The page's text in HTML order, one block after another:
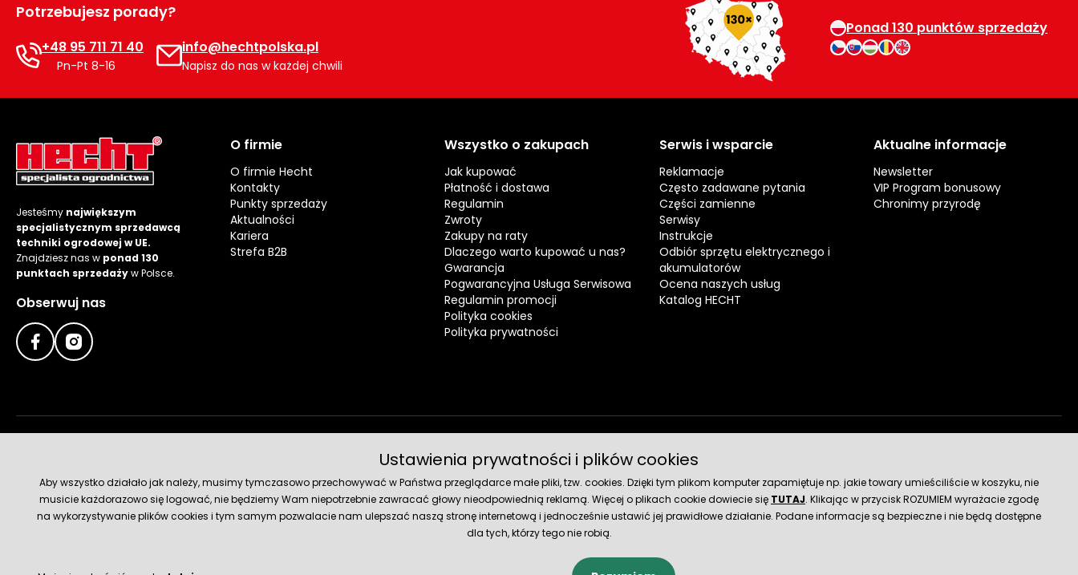
Potrzebujesz porady?
+48 95 711 71 40
Pn-Pt 8-16
info@hechtpolska.pl
Napisz do nas w każdej chwili
Ponad 130 punktów sprzedaży
Jesteśmy największym
specjalistycznym sprzedawcą
techniki ogrodowej w UE.
Znajdziesz nas w ponad 130
punktach sprzedażyw Polsce.
Obserwuj nas
O firmie
O firmie Hecht
Kontakty
Punkty sprzedaży
Aktualności
Kariera
Strefa B2B
Wszystko o zakupach
Jak kupować
Płatność i dostawa
Regulamin
Zwroty
Zakupy na raty
Dlaczego warto kupować u nas?
Gwarancja
Pogwarancyjna Usługa Serwisowa
Regulamin promocji
Polityka cookies
Polityka prywatności
Serwis i wsparcie
Reklamacje
Często zadawane pytania
Części zamienne
Serwisy
Instrukcje
Odbiór sprzętu elektrycznego i
akumulatorów
Ocena naszych usług
Katalog HECHT
Aktualne informacje
Newsletter
VIP Program bonusowy
Chronimy przyrodę
Metody dostawy
Ustawienia prywatności i plików cookies
Aby wszystko działało jak należy, musimy tymczasowo przechowywać w Państwa przeglądarce małe pliki, tzw. cookies. Dzięki tym plikom komputer zapamiętuje np. jakie towary umieściliście w koszyku, nie
musicie każdorazowo się logować, nie będziemy Wam niepotrzebnie zawracać głowy nieodpowiednią reklamą. Więcej o plikach cookie dowiecie się TUTAJ. Klikając w przycisk ROZUMIEM wyrażacie zgodę
na wykorzystywanie plików cookies i tym samym pozwalacie nam ulepszać naszą stronę internetową i jednocześnie ustawić jej prawidłowe działanie. Podane informacje są bezpieczne i nie będą dostępne
dla tych, którzy tego nie robią.